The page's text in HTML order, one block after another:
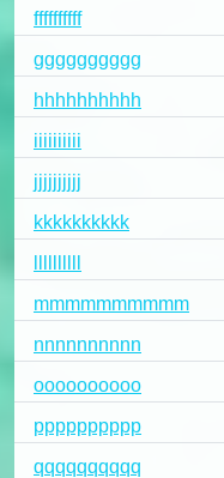
ffffffffff
gggggggggg
hhhhhhhhhh
iiiiiiiiii
jjjjjjjjjj
kkkkkkkkkk
mmmmmmmmmm
nnnnnnnnnn
oooooooooo
pppppppppp
qqqqqqqqqq